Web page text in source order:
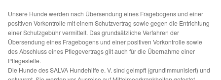
Unsere Partnertierheime
Partnertierheim La Linea in Spanien
Unsere Hunde werden nach Übersendung eines Fragebogens und einer
positiven Vorkontrolle mit einem Schutzvertrag sowie gegen die Entrichtung
einer Schutzgebühr vermittelt. Das grundsätzliche Verfahren der
Übersendung eines Fragebogens und einer positiven Vorkontrolle sowie
des Abschluss eines Pflegevertrags gilt auch für die Übernahme einer
Pflegestelle.
Die Hunde des SALVA Hundehilfe e. V. sind geimpft (grundimmunisiert) und